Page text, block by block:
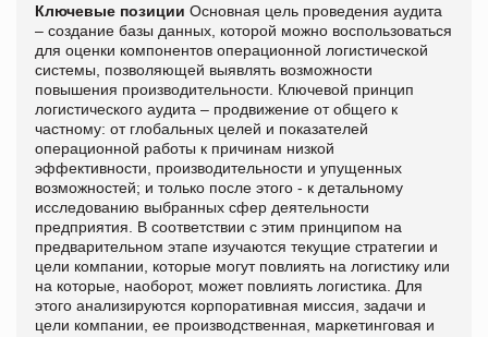
Ключевые позиции Основная цель проведения аудита
– создание базы данных, которой можно воспользоваться
для оценки компонентов операционной логистической
системы, позволяющей выявлять возможности
повышения производительности. Ключевой принцип
логистического аудита – продвижение от общего к
частному: от глобальных целей и показателей
операционной работы к причинам низкой
эффективности, производительности и упущенных
возможностей; и только после этого - к детальному
исследованию выбранных сфер деятельности
предприятия. В соответствии с этим принципом на
предварительном этапе изучаются текущие стратегии и
цели компании, которые могут повлиять на логистику или
на которые, наоборот, может повлиять логистика. Для
этого анализируются корпоративная миссия, задачи и
цели компании, ее производственная, маркетинговая и